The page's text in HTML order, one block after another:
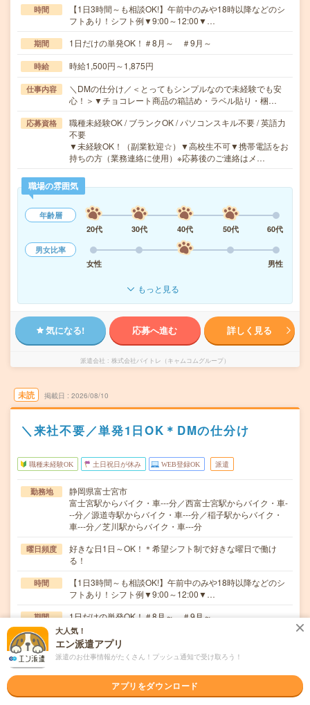
時間
【1日3時間～も相談OK!】午前中のみや18時以降などのシ
フトあり！シフト例▼9:00～12:00▼…
期間 1日だけの単発OK！＃8月～ ＃9月～
時給 時給1,500円～1,875円
仕事内容
＼DMの仕分け／＜とってもシンプルなので未経験でも安
心！＞▼チョコレート商品の箱詰め・ラベル貼り・梱…
応募資格
職種未経験OK / ブランクOK / パソコンスキル不要 / 英語力
不要
▼未経験OK！（副業歓迎☆）▼高校生不可▼携帯電話をお
持ちの方（業務連絡に使用）※応募後のご連絡はメ…
職場の雰囲気
年齢層
20代
30代 40代 50代
60代
男女比率
女性
男性
もっと見る
気になる! 応募へ進む 詳しく見る
派遣会社 株式会社バイトレ（キャムコムグループ）
未読 掲載日 2026/08/10
＼来社不要／単発1日OK＊DMの仕分け
職種未経験OK 土日祝日が休み WEB登録OK 派遣
勤務地
静岡県富士宮市
富士宮駅からバイク・車---分／西富士宮駅からバイク・車-
--分／源道寺駅からバイク・車---分／稲子駅からバイク・
車---分／芝川駅からバイク・車---分
曜日頻度
好きな日1日～OK！＊希望シフト制で好きな曜日で働け
る！
時間
【1日3時間～も相談OK!】午前中のみや18時以降などのシ
フトあり！シフト例▼9:00～12:00▼…
期間 1日だけの単発OK！＃8月～ ＃9月～
時給 時給1,500円～1,875円
仕事内容
＼DMの仕分け／快適！オフィスなど室内のカンタン軽作
業書類整理や仕分けなどのシンプルワーク！未経験の…
応募資格
職種未経験OK / ブランクOK / パソコンスキル不要 / 英語力
大人気！
エン派遣アプリ
派遣のお仕事情報がたくさん！プッシュ通知で受け取ろう！
アプリをダウンロード